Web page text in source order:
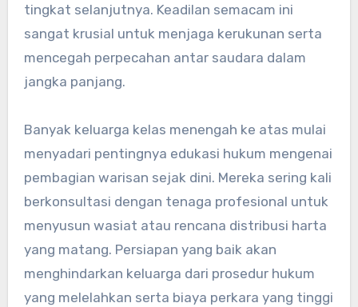
tingkat selanjutnya. Keadilan semacam ini
sangat krusial untuk menjaga kerukunan serta
mencegah perpecahan antar saudara dalam
jangka panjang.
Banyak keluarga kelas menengah ke atas mulai
menyadari pentingnya edukasi hukum mengenai
pembagian warisan sejak dini. Mereka sering kali
berkonsultasi dengan tenaga profesional untuk
menyusun wasiat atau rencana distribusi harta
yang matang. Persiapan yang baik akan
menghindarkan keluarga dari prosedur hukum
yang melelahkan serta biaya perkara yang tinggi